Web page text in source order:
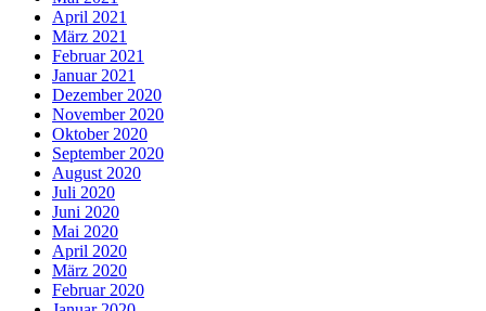
April 2021
März 2021
Februar 2021
Januar 2021
Dezember 2020
November 2020
Oktober 2020
September 2020
August 2020
Juli 2020
Juni 2020
Mai 2020
April 2020
März 2020
Februar 2020